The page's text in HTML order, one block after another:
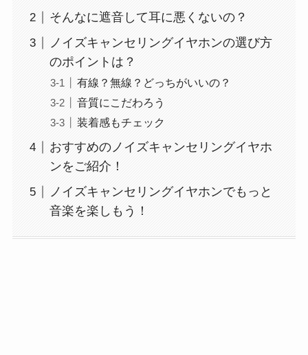
そんなに遮音して耳に悪くないの？
ノイズキャンセリングイヤホンの選び方
のポイントは？
有線？無線？どっちがいいの？
音質にこだわろう
装着感もチェック
おすすめのノイズキャンセリングイヤホ
ンをご紹介！
ノイズキャンセリングイヤホンでもっと
音楽を楽しもう！